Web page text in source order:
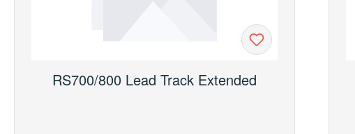
RS700/800 Lead Track Extended